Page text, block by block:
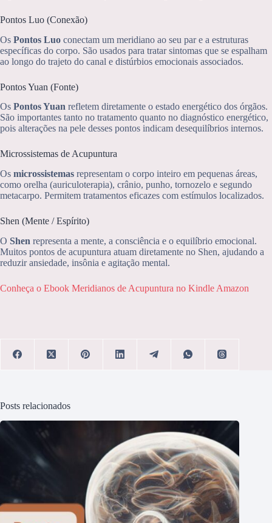
Pontos Luo (Conexão)
Os Pontos Luo conectam um meridiano ao seu par e a estruturas
específicas do corpo. São usados para tratar sintomas que se espalham
ao longo do trajeto do canal e distúrbios emocionais associados.
Pontos Yuan (Fonte)
Os Pontos Yuan refletem diretamente o estado energético dos órgãos.
São importantes tanto no tratamento quanto no diagnóstico energético,
pois alterações na pele desses pontos indicam desequilíbrios internos.
Microssistemas de Acupuntura
Os microssistemas representam o corpo inteiro em pequenas áreas,
como orelha (auriculoterapia), crânio, punho, tornozelo e segundo
metacarpo. Permitem tratamentos eficazes com estímulos localizados.
Shen (Mente / Espírito)
O Shen representa a mente, a consciência e o equilíbrio emocional.
Muitos pontos de acupuntura atuam diretamente no Shen, ajudando a
reduzir ansiedade, insônia e agitação mental.
Conheça o Ebook Meridianos de Acupuntura no Kindle Amazon
Posts relacionados